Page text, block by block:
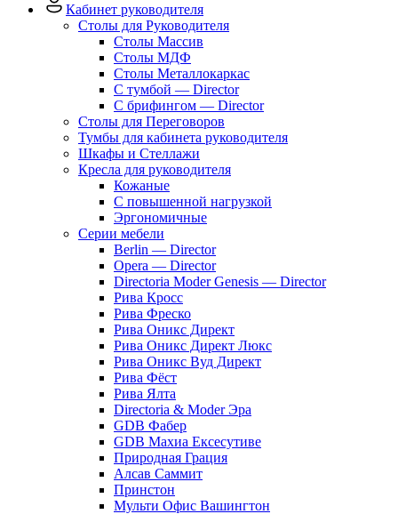
Кабинет руководителя
Столы для Руководителя
Столы Массив
Столы МДФ
Столы Металлокаркас
С тумбой — Director
C брифингом — Director
Столы для Переговоров
Тумбы для кабинета руководителя
Шкафы и Стеллажи
Кресла для руководителя
Кожаные
С повышенной нагрузкой
Эргономичные
Серии мебели
Berlin — Director
Opera — Director
Directoria Moder Genesis — Director
Рива Кросс
Рива Фреско
Рива Оникс Директ
Рива Оникс Директ Люкс
Рива Оникс Вуд Директ
Рива Фёст
Рива Ялта
Directoria & Moder Эра
GDB Фабер
GDB Махиа Ексесутиве
Природная Грация
Алсав Саммит
Принстон
Мульти Офис Вашингтон